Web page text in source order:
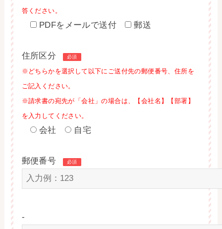
答ください。
PDFをメールで送付 郵送
住所区分 必須
※どちらかを選択して以下にご送付先の郵便番号、住所を
ご記入ください。
※請求書の宛先が「会社」の場合は、【会社名】【部署】
を入力してください。
会社 自宅
郵便番号 必須
-